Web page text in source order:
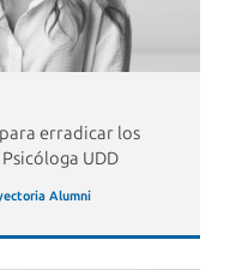
erradicar los
UDD
Alumni